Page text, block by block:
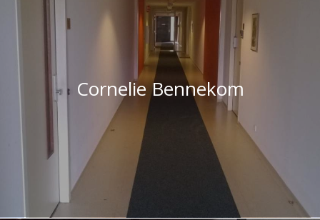
Cornelie Bennekom